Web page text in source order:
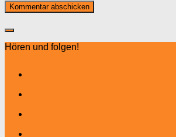
Hören und folgen!